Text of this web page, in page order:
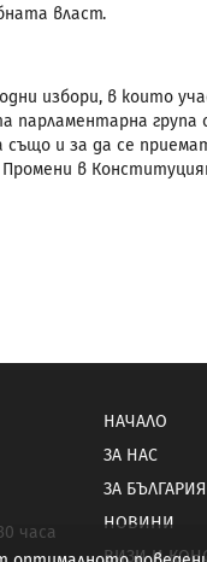
власт.
избори, в които
парламентарна група
и за да се
Промени в
часа
НАЧАЛО
ЗА НАС
ЗА БЪЛГАРИЯ
НОВИНИ
ВИЗИ И